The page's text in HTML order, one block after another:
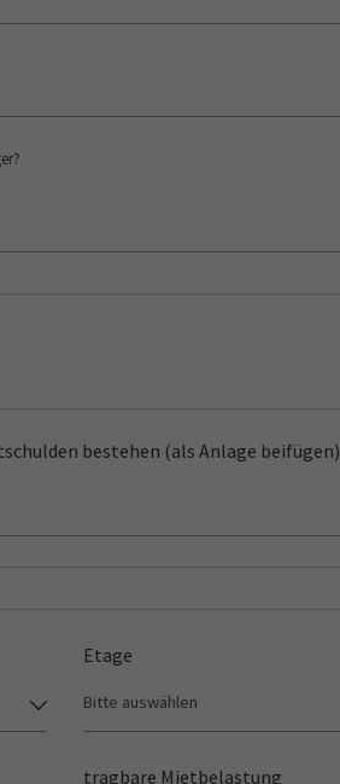
bestehen (als Anlage beifügen)
Etage
tragbare Mietbelastung